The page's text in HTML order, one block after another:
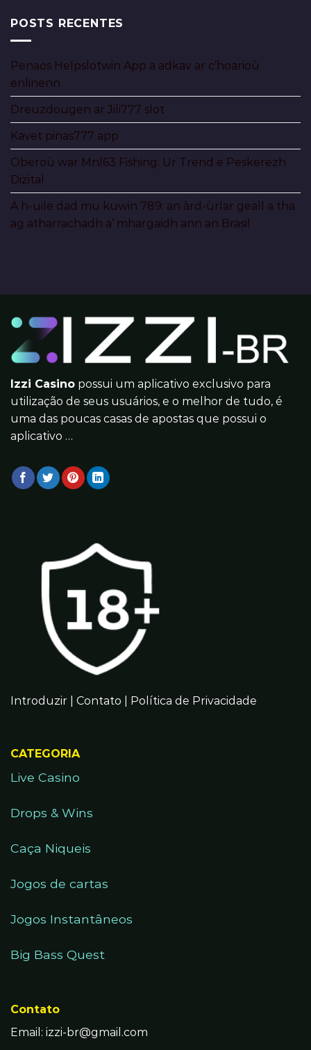
POSTS RECENTES
Penaos Helpslotwin App a adkav ar c’hoarioù
enlinenn
Dreuzdougen ar Jili777 slot
Kavet pinas777 app
Oberoù war Mnl63 Fishing: Ur Trend e Peskerezh
Dizital
A h-uile dad mu kuwin 789: an àrd-ùrlar geall a tha
ag atharrachadh a’ mhargaidh ann an Brasil
Izzi Casino possui um aplicativo exclusivo para
utilização de seus usuários, e o melhor de tudo, é
uma das poucas casas de apostas que possui o
aplicativo …
Introduzir Contato Política de Privacidade
CATEGORIA
Live Casino
Drops & Wins
Caça Niqueis
Jogos de cartas
Jogos Instantâneos
Big Bass Quest
Contato
Email: izzi-br@gmail.com